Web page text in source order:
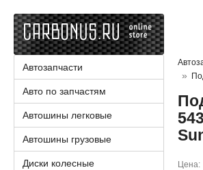
Цена
Автозапчасти
Авто по запчастям
Автошины легковые
Автошины грузовые
Диски колесные